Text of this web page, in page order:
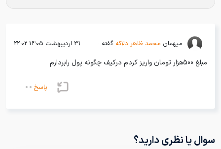
میهمان محمد ظاهر دلاکه گفته : 29 اردیبهشت 1405 22:02
مبلغ 500هزار تومان واریز کردم درکیف چگونه پول رابردارم
پاسخ
سوال یا نظری دارید؟